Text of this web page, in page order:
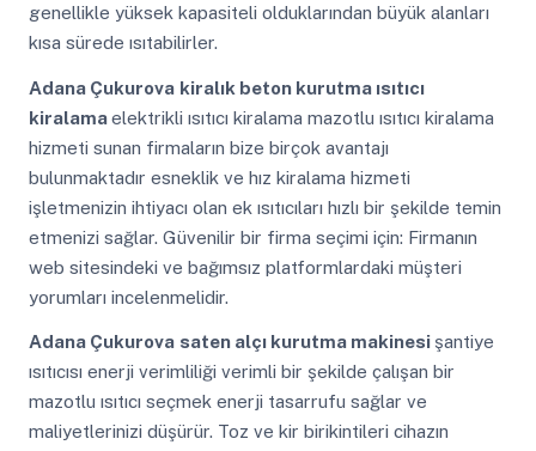
genellikle yüksek kapasiteli olduklarından büyük alanları
kısa sürede ısıtabilirler.
Adana Çukurova kiralık beton kurutma ısıtıcı
kiralamaelektrikli ısıtıcı kiralama mazotlu ısıtıcı kiralama
hizmeti sunan firmaların bize birçok avantajı
bulunmaktadır esneklik ve hız kiralama hizmeti
işletmenizin ihtiyacı olan ek ısıtıcıları hızlı bir şekilde temin
etmenizi sağlar. Güvenilir bir firma seçimi için: Firmanın
web sitesindeki ve bağımsız platformlardaki müşteri
yorumları incelenmelidir.
Adana Çukurova saten alçı kurutma makinesi şantiye
ısıtıcısı enerji verimliliği verimli bir şekilde çalışan bir
mazotlu ısıtıcı seçmek enerji tasarrufu sağlar ve
maliyetlerinizi düşürür. Toz ve kir birikintileri cihazın